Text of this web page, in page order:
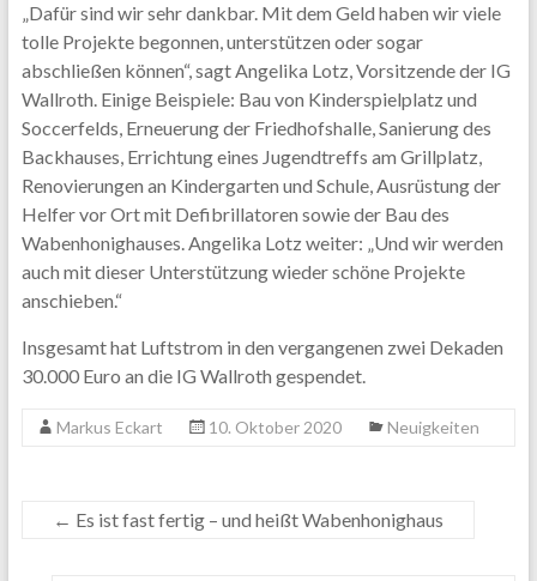
„Dafür sind wir sehr dankbar. Mit dem Geld haben wir viele
tolle Projekte begonnen, unterstützen oder sogar
abschließen können“, sagt Angelika Lotz, Vorsitzende der IG
Wallroth. Einige Beispiele: Bau von Kinderspielplatz und
Soccerfelds, Erneuerung der Friedhofshalle, Sanierung des
Backhauses, Errichtung eines Jugendtreffs am Grillplatz,
Renovierungen an Kindergarten und Schule, Ausrüstung der
Helfer vor Ort mit Defibrillatoren sowie der Bau des
Wabenhonighauses. Angelika Lotz weiter: „Und wir werden
auch mit dieser Unterstützung wieder schöne Projekte
anschieben.“
Insgesamt hat Luftstrom in den vergangenen zwei Dekaden
30.000 Euro an die IG Wallroth gespendet.
Markus Eckart 10. Oktober 2020 Neuigkeiten
← Es ist fast fertig – und heißt Wabenhonighaus